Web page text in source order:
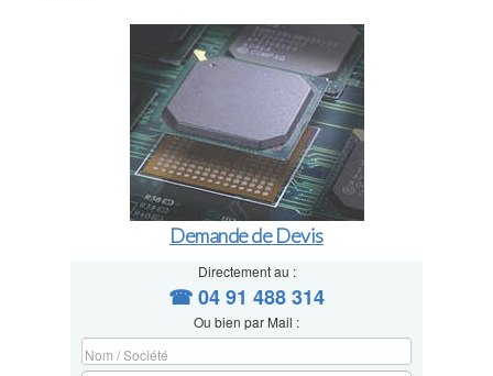
Demande de Devis
Directement au :
☎ 04 91 488 314
Ou bien par Mail :